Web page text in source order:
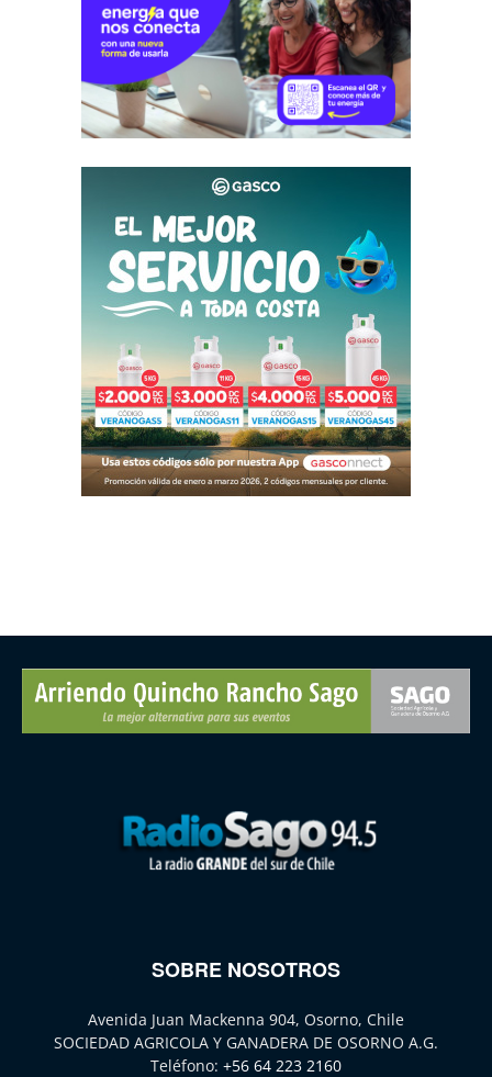
SOBRE NOSOTROS
Avenida Juan Mackenna 904, Osorno, Chile
SOCIEDAD AGRICOLA Y GANADERA DE OSORNO A.G.
Teléfono: +56 64 223 2160